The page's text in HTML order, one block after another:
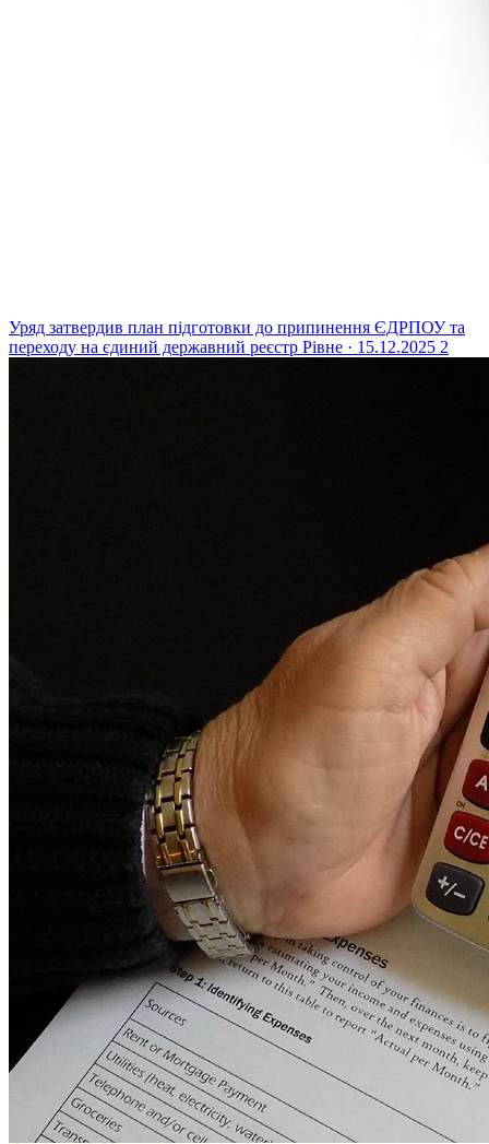
Уряд затвердив план підготовки до припинення ЄДРПОУ та
переходу на єдиний державний реєстр Рівне · 15.12.2025 2